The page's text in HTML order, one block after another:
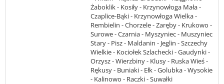
Żaboklik - Kosiły - Krzynowłoga Mała -
Czaplice-Bąki - Krzynowłoga Wielka -
Rembielin - Chorzele - Zaręby - Krukowo -
Surowe - Czarnia - Myszyniec - Muszyniec
Stary - Pisz - Maldanin - Jeglin - Szczechy
Wielkie - Kociołek Szlachecki - Gaudynki -
Orzysz - Wierzbiny - Klusy - Ruska Wieś -
Rękusy - Buniaki - Ełk - Golubka - Wysokie
- Kalinowo - Raczki - Suwałki